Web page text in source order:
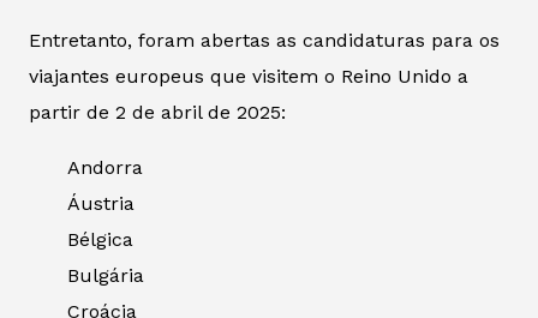
Entretanto, foram abertas as candidaturas para os
viajantes europeus que visitem o Reino Unido a
partir de 2 de abril de 2025:
Andorra
Áustria
Bélgica
Bulgária
Croácia